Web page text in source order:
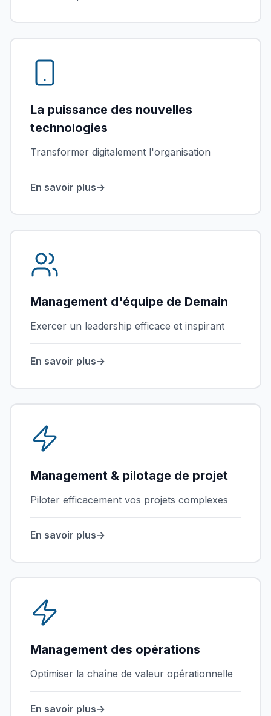
La puissance des nouvelles
technologies
Transformer digitalement l'organisation
En savoir plus→
Management d'équipe de Demain
Exercer un leadership efficace et inspirant
En savoir plus→
Management & pilotage de projet
Piloter efficacement vos projets complexes
En savoir plus→
Management des opérations
Optimiser la chaîne de valeur opérationnelle
En savoir plus→